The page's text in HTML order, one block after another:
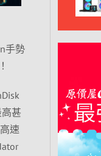
手勢
甚
速